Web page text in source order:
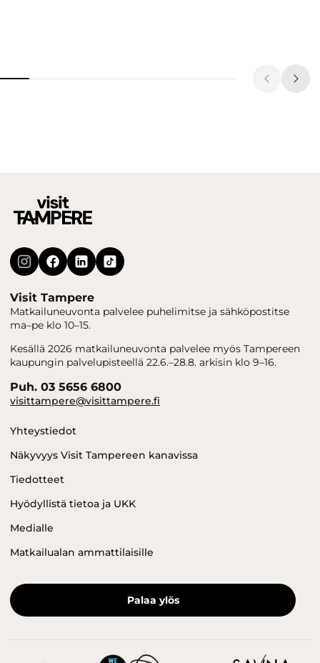
Visit Tampere
Matkailuneuvonta palvelee puhelimitse ja sähköpostitse
ma–pe klo 10–15.
Kesällä 2026 matkailuneuvonta palvelee myös Tampereen
kaupungin palvelupisteellä 22.6.–28.8. arkisin klo 9–16.
Puh. 03 5656 6800
visittampere@visittampere.fi
Yhteystiedot
Näkyvyys Visit Tampereen kanavissa
Tiedotteet
Hyödyllistä tietoa ja UKK
Medialle
Matkailualan ammattilaisille
Palaa ylös